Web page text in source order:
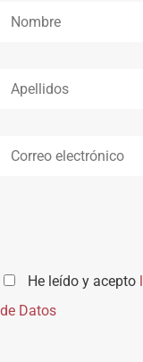
He leído y acepto
de Datos